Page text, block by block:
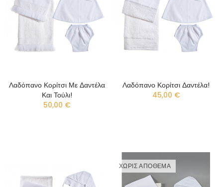
Λαδόπανο Κορίτσι Με Δαντέλα
Και Τούλι!
50,00 €
Λαδόπανο Κορίτσι Δαντέλα!
45,00 €
ΧΩΡΊΣ ΑΠΌΘΕΜΑ